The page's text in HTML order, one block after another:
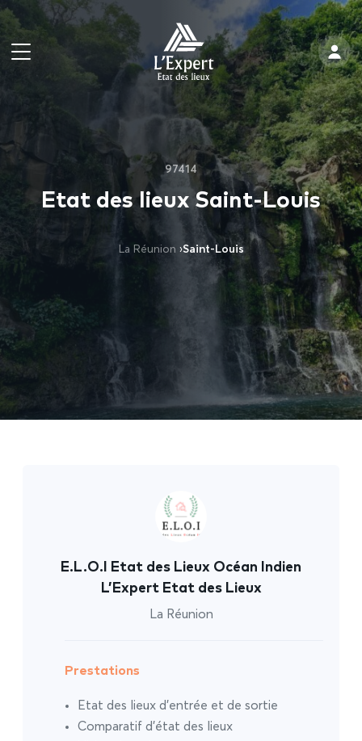
97414
Etat des lieux Saint-Louis
La Réunion ›Saint-Louis
E.L.O.I Etat des Lieux Océan Indien
L’Expert Etat des Lieux
La Réunion
Prestations
Etat des lieux d’entrée et de sortie
Comparatif d’état des lieux